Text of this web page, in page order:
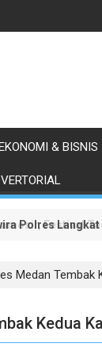
& BISNIS
Polres Langkat
Festival
Medan Tembak
Kedua